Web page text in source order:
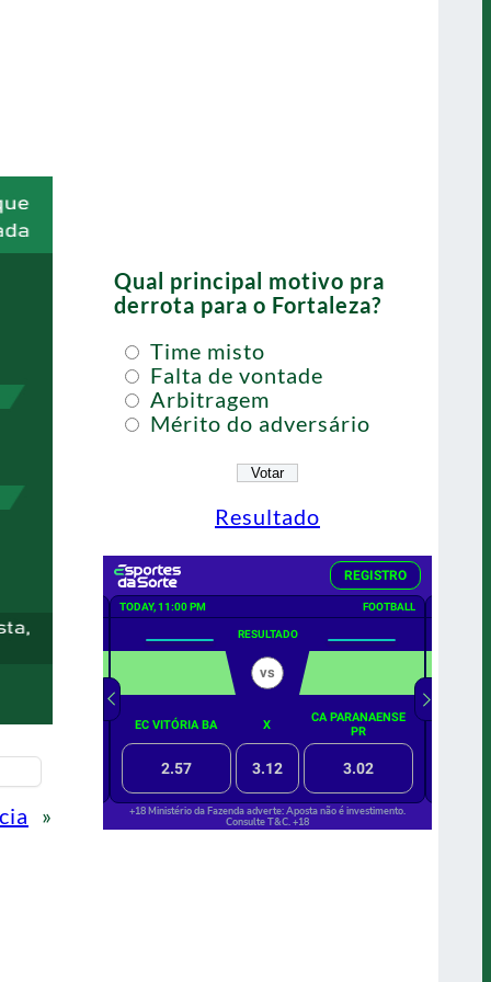
»
Qual principal motivo pra
derrota para o Fortaleza?
Time misto
Falta de vontade
Arbitragem
Mérito do adversário
Resultado